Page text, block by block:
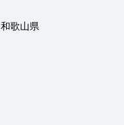
和歌山県